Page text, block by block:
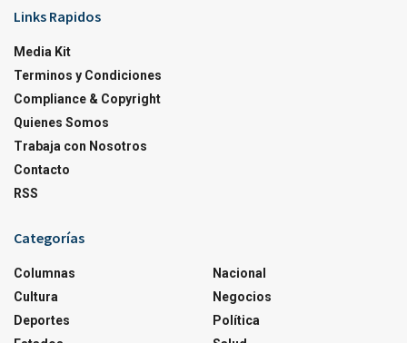
Links Rapidos
Media Kit
Terminos y Condiciones
Compliance & Copyright
Quienes Somos
Trabaja con Nosotros
Contacto
RSS
Categorías
Columnas
Cultura
Deportes
Nacional
Negocios
Política